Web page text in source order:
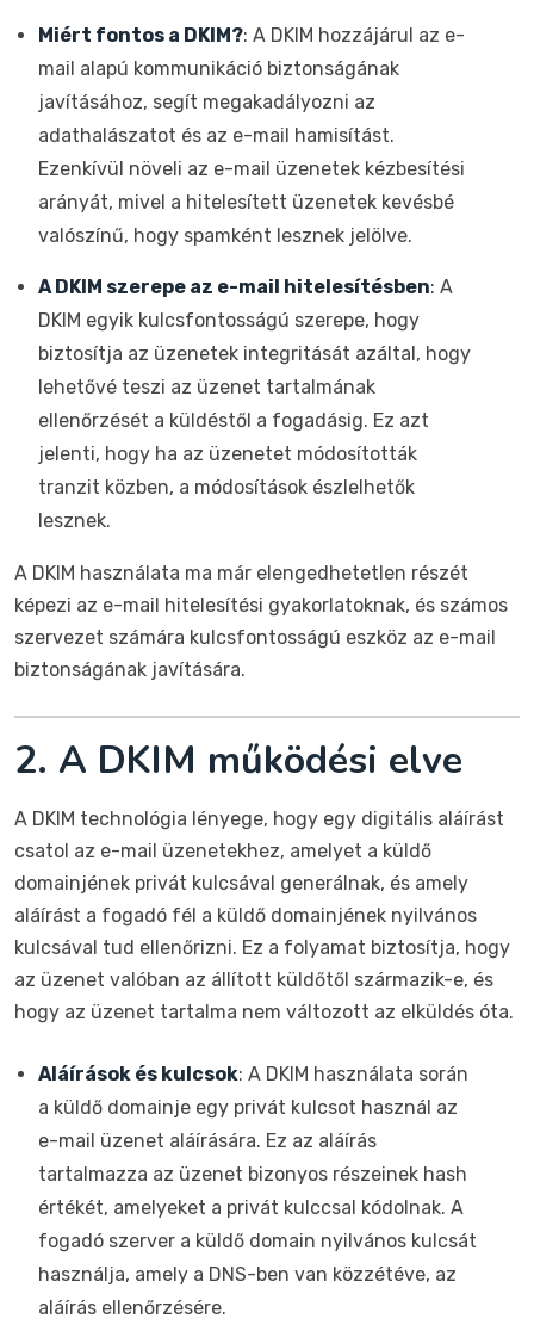
Miért fontos a DKIM?: A DKIM hozzájárul az e-
mail alapú kommunikáció biztonságának
javításához, segít megakadályozni az
adathalászatot és az e-mail hamisítást.
Ezenkívül növeli az e-mail üzenetek kézbesítési
arányát, mivel a hitelesített üzenetek kevésbé
valószínű, hogy spamként lesznek jelölve.
A DKIM szerepe az e-mail hitelesítésben: A
DKIM egyik kulcsfontosságú szerepe, hogy
biztosítja az üzenetek integritását azáltal, hogy
lehetővé teszi az üzenet tartalmának
ellenőrzését a küldéstől a fogadásig. Ez azt
jelenti, hogy ha az üzenetet módosították
tranzit közben, a módosítások észlelhetők
lesznek.
A DKIM használata ma már elengedhetetlen részét
képezi az e-mail hitelesítési gyakorlatoknak, és számos
szervezet számára kulcsfontosságú eszköz az e-mail
biztonságának javítására.
2. A DKIM működési elve
A DKIM technológia lényege, hogy egy digitális aláírást
csatol az e-mail üzenetekhez, amelyet a küldő
domainjének privát kulcsával generálnak, és amely
aláírást a fogadó fél a küldő domainjének nyilvános
kulcsával tud ellenőrizni. Ez a folyamat biztosítja, hogy
az üzenet valóban az állított küldőtől származik-e, és
hogy az üzenet tartalma nem változott az elküldés óta.
Aláírások és kulcsok: A DKIM használata során
a küldő domainje egy privát kulcsot használ az
e-mail üzenet aláírására. Ez az aláírás
tartalmazza az üzenet bizonyos részeinek hash
értékét, amelyeket a privát kulccsal kódolnak. A
fogadó szerver a küldő domain nyilvános kulcsát
használja, amely a DNS-ben van közzétéve, az
aláírás ellenőrzésére.